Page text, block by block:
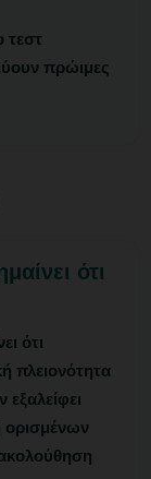
τεστ
πρώιμες
ότι
ότι
πλειονότητα
ορισμένων